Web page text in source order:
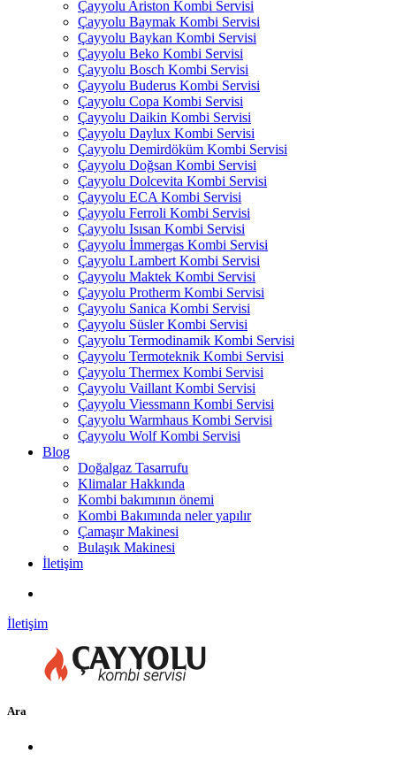
Çayyolu Ariston Kombi Servisi
Çayyolu Baymak Kombi Servisi
Çayyolu Baykan Kombi Servisi
Çayyolu Beko Kombi Servisi
Çayyolu Bosch Kombi Servisi
Çayyolu Buderus Kombi Servisi
Çayyolu Copa Kombi Servisi
Çayyolu Daikin Kombi Servisi
Çayyolu Daylux Kombi Servisi
Çayyolu Demirdöküm Kombi Servisi
Çayyolu Doğsan Kombi Servisi
Çayyolu Dolcevita Kombi Servisi
Çayyolu ECA Kombi Servisi
Çayyolu Ferroli Kombi Servisi
Çayyolu Isısan Kombi Servisi
Çayyolu İmmergas Kombi Servisi
Çayyolu Lambert Kombi Servisi
Çayyolu Maktek Kombi Servisi
Çayyolu Protherm Kombi Servisi
Çayyolu Sanica Kombi Servisi
Çayyolu Süsler Kombi Servisi
Çayyolu Termodinamik Kombi Servisi
Çayyolu Termoteknik Kombi Servisi
Çayyolu Thermex Kombi Servisi
Çayyolu Vaillant Kombi Servisi
Çayyolu Viessmann Kombi Servisi
Çayyolu Warmhaus Kombi Servisi
Çayyolu Wolf Kombi Servisi
Blog
Doğalgaz Tasarrufu
Klimalar Hakkında
Kombi bakımının önemi
Kombi Bakımında neler yapılır
Çamaşır Makinesi
Bulaşık Makinesi
İletişim
İletişim
Ara